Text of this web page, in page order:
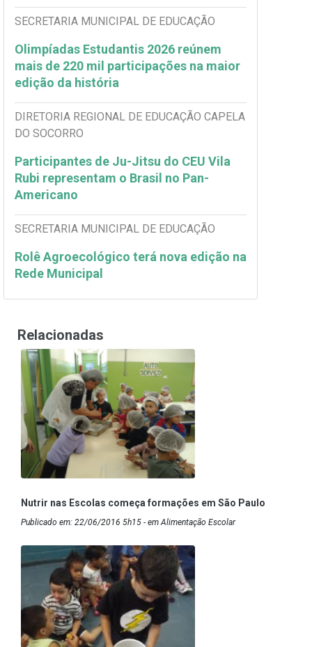
SECRETARIA MUNICIPAL DE EDUCAÇÃO
Olimpíadas Estudantis 2026 reúnem
mais de 220 mil participações na maior
edição da história
DIRETORIA REGIONAL DE EDUCAÇÃO CAPELA
DO SOCORRO
Participantes de Ju-Jitsu do CEU Vila
Rubi representam o Brasil no Pan-
Americano
SECRETARIA MUNICIPAL DE EDUCAÇÃO
Rolê Agroecológico terá nova edição na
Rede Municipal
Relacionadas
Nutrir nas Escolas começa formações em São Paulo
Publicado em: 22/06/2016 5h15 - em Alimentação Escolar